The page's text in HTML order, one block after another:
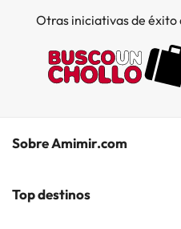
Otras iniciativas de éxito
Sobre Amimir.com
¿Quiénes somos?
Top destinos